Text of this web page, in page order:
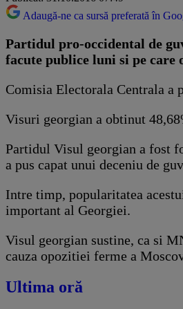
Adaugă-ne ca sursă preferată în
Partidul pro-occidental de
facute publice luni si pe care
Comisia Electorala Centrala
Visuri georgian a obtinut
Partidul Visul georgian a fost
a pus capat unui deceniu de
Intre timp, popularitatea
important al Georgiei.
Visul georgian sustine, ca si
cauza opozitiei ferme a
Ultima oră